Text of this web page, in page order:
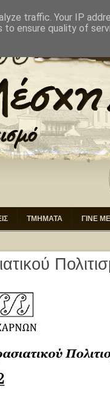
ΤΜΗΜΑΤΑ ΓΙΝΕ
traffic. Your IP
ensure quality of